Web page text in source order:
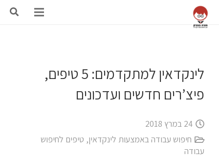
לינקדאין למתקדמים: 5 טיפים,
פיצ’רים חדשים ועדכונים
24 במרץ 2018
חיפוש עבודה באמצעות לינקדאין, טיפים לחיפוש
עבודה